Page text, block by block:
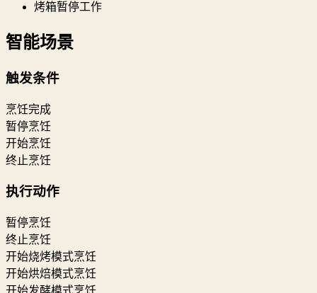
烤箱暂停工作
智能场景
触发条件
烹饪完成
暂停烹饪
开始烹饪
终止烹饪
执行动作
暂停烹饪
终止烹饪
开始烧烤模式烹饪
开始烘焙模式烹饪